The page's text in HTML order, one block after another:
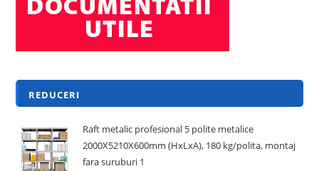
REDUCERI
Raft metalic profesional 5 polite metalice
2000X5210X600mm (HxLxA), 180 kg/polita, montaj
fara suruburi 1